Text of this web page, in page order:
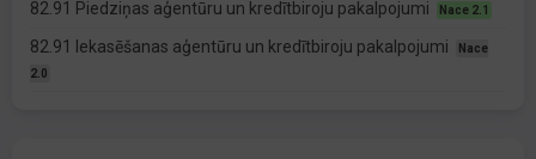
82.91 Piedziņas aģentūru un kredītbiroju pakalpojumi Nace 2.1
82.91 Iekasēšanas aģentūru un kredītbiroju pakalpojumi
Nace
2.0